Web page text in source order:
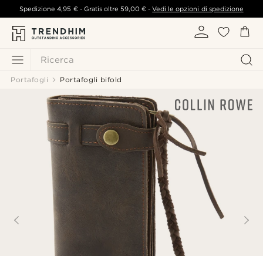
Ricerca
Spedizione4,95 €- Gratis oltre 59,00 € -Vedi le opzioni di spedizione
Portafogli Portafogli bifold